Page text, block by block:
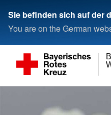
Sie befinden sich auf der
You are on the German